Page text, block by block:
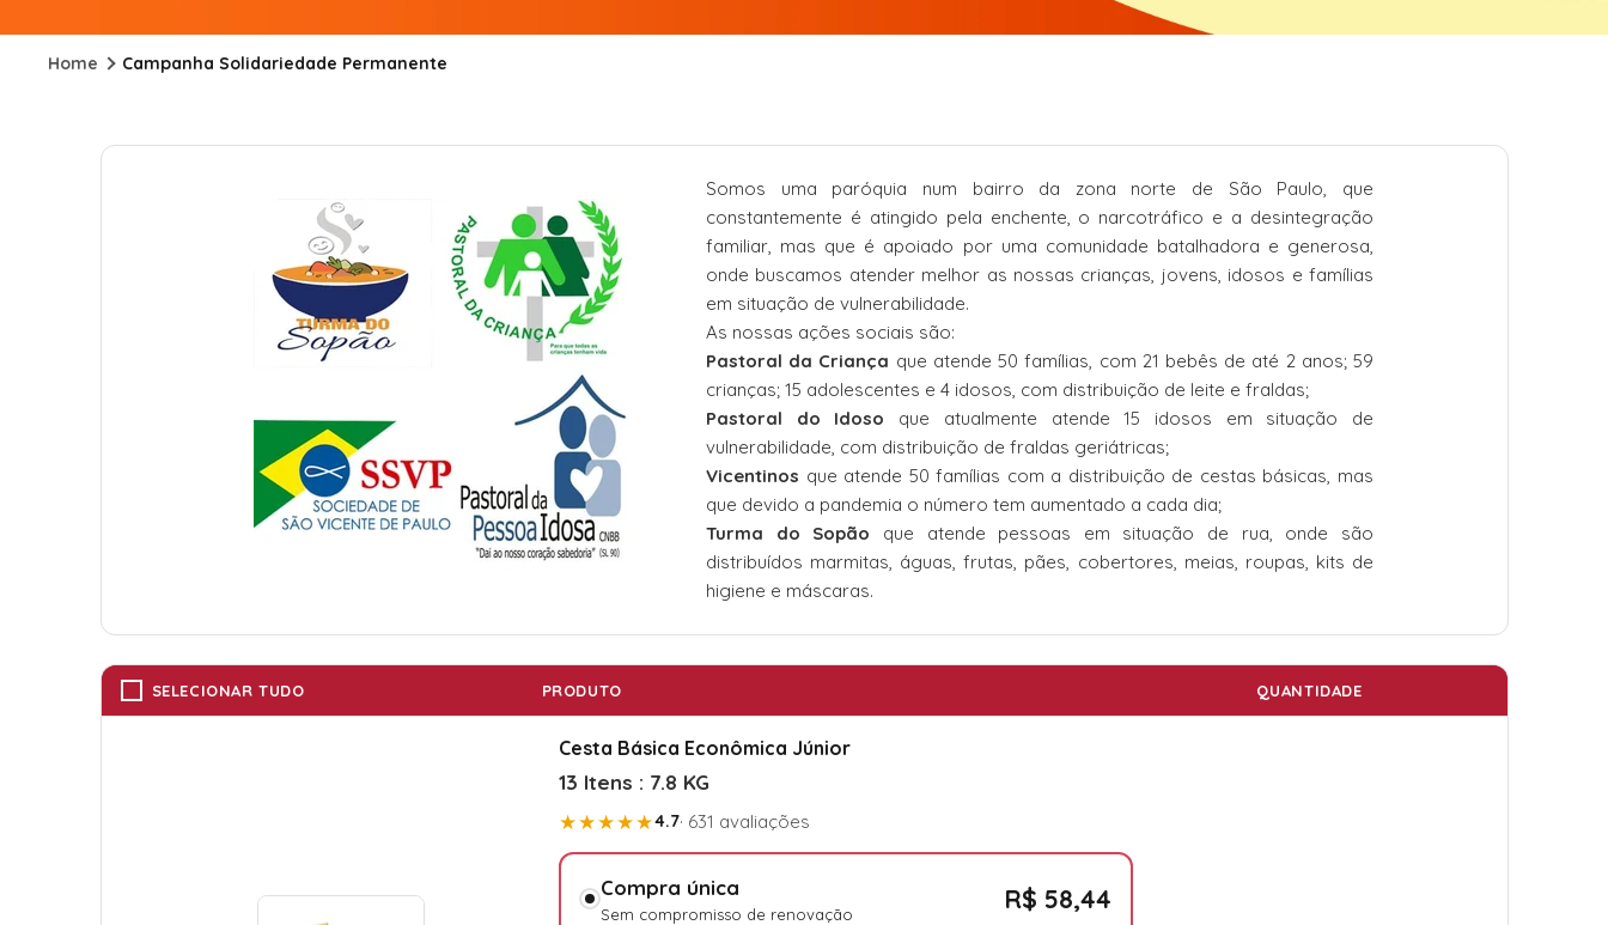
Home Campanha Solidariedade Permanente
Somos uma paróquia num bairro da zona norte de São Paulo, que
constantemente é atingido pela enchente, o narcotráfico e a desintegração
familiar, mas que é apoiado por uma comunidade batalhadora e generosa,
onde buscamos atender melhor as nossas crianças, jovens, idosos e famílias
em situação de vulnerabilidade.
As nossas ações sociais são:
Pastoral da Criança que atende 50 famílias, com 21 bebês de até 2 anos; 59
crianças; 15 adolescentes e 4 idosos, com distribuição de leite e fraldas;
Pastoral do Idoso que atualmente atende 15 idosos em situação de
vulnerabilidade, com distribuição de fraldas geriátricas;
Vicentinos que atende 50 famílias com a distribuição de cestas básicas, mas
que devido a pandemia o número tem aumentado a cada dia;
Turma do Sopão que atende pessoas em situação de rua, onde são
distribuídos marmitas, águas, frutas, pães, cobertores, meias, roupas, kits de
higiene e máscaras.
SELECIONAR TUDO PRODUTO QUANTIDADE
Cesta Básica Econômica Júnior
13 Itens : 7.8 KG
★★★★★4.7· 631 avaliações
Compra única
Sem compromisso de renovação R$ 58,44